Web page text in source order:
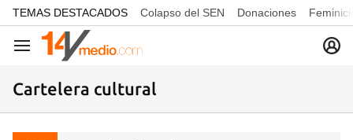
common.go-to-content
TEMAS DESTACADOS Colapso del SEN Donaciones
Navegación
Cartelera cultural